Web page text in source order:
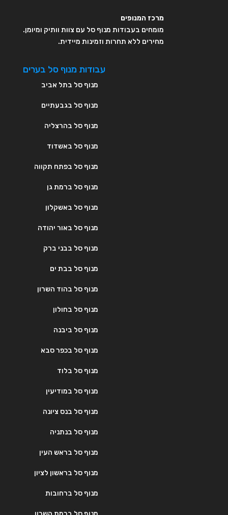
מרכז המנופים
מומחים בעבודות מנוף סל עם צוות וותיק ומיומן.
מחירים ללא תחרות וזמינות מיידית.
עבודות מנוף סל בערים
מנוף סל בתל אביב
מנוף סל בגבעתיים
מנוף סל בהרצליה
מנוף סל באשדוד
מנוף סל בפתח תקווה
מנוף סל ברמת גן
מנוף סל באשקלון
מנוף סל באור יהודה
מנוף סל בבני ברק
מנוף סל בבת ים
מנוף סל בהוד השרון
מנוף סל בחולון
מנוף סל ביבנה
מנוף סל בכפר סבא
מנוף סל בלוד
מנוף סל במודיעין
מנוף סל בנס ציונה
מנוף סל בנתניה
מנוף סל בראש העין
מנוף סל בראשון לציון
מנוף סל ברחובות